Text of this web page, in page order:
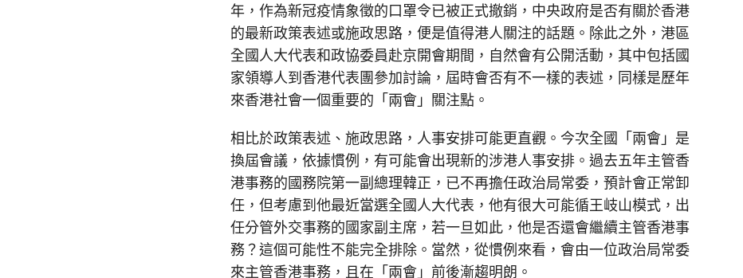
年，作為新冠疫情象徵的口罩令已被正式撤銷，中央政府是否有關於香港
的最新政策表述或施政思路，便是值得港人關注的話題。除此之外，港區
全國人大代表和政協委員赴京開會期間，自然會有公開活動，其中包括國
家領導人到香港代表團參加討論，屆時會否有不一樣的表述，同樣是歷年
來香港社會一個重要的「兩會」關注點。
相比於政策表述、施政思路，人事安排可能更直觀。今次全國「兩會」是
換屆會議，依據慣例，有可能會出現新的涉港人事安排。過去五年主管香
港事務的國務院第一副總理韓正，已不再擔任政治局常委，預計會正常卸
任，但考慮到他最近當選全國人大代表，他有很大可能循王岐山模式，出
任分管外交事務的國家副主席，若一旦如此，他是否還會繼續主管香港事
務？這個可能性不能完全排除。當然，從慣例來看，會由一位政治局常委
來主管香港事務，且在「兩會」前後漸趨明朗。